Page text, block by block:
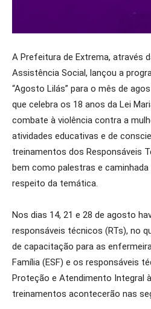
A Prefeitura de Extrema, através
Assistência Social, lançou a
“Agosto Lilás” para o mês de
que celebra os 18 anos da Lei
combate à violência contra a
atividades educativas e de
treinamentos dos Responsáveis
bem como palestras e
respeito da temática.
Nos dias 14, 21 e 28 de agosto
responsáveis técnicos (RTs), no
de capacitação para as
Família (ESF) e os responsáveis
Proteção e Atendimento Integral à
treinamentos acontecerão nas